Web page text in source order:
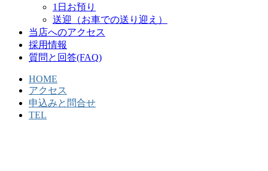
1日お預り
送迎（お車での送り迎え）
当店へのアクセス
採用情報
質問と回答(FAQ)
HOME
アクセス
申込みと問合せ
TEL